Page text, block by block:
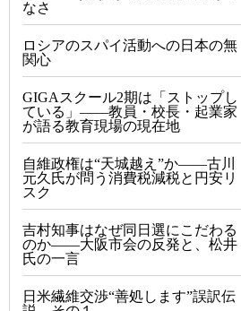
なさ
ロシアのスパイ活動への日本の無
関心
GIGAスクール2期は「ストップし
ている」——教員・校長・起業家
が語る教育現場の現在地
自維政権は“天城越え”か――古川
元久氏が問う消費税減税と円安リ
スク
吉村知事はなぜ同日選にこだわる
のか――大阪市会の反発と、松井
氏の一言
日米繊維交渉“善処します”誤訳伝